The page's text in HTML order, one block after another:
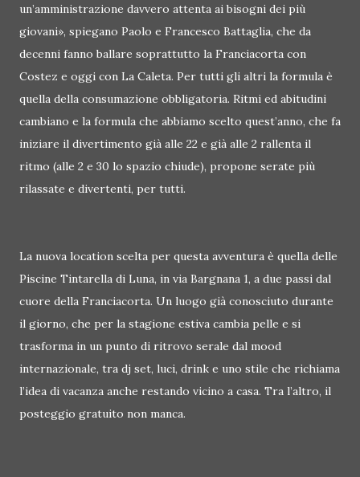
un’amministrazione davvero attenta ai bisogni dei più
giovani», spiegano Paolo e Francesco Battaglia, che da
decenni fanno ballare soprattutto la Franciacorta con
Costez e oggi con La Caleta. Per tutti gli altri la formula è
quella della consumazione obbligatoria. Ritmi ed abitudini
cambiano e la formula che abbiamo scelto quest’anno, che fa
iniziare il divertimento già alle 22 e già alle 2 rallenta il
ritmo (alle 2 e 30 lo spazio chiude), propone serate più
rilassate e divertenti, per tutti.
La nuova location scelta per questa avventura è quella delle
Piscine Tintarella di Luna, in via Bargnana 1, a due passi dal
cuore della Franciacorta. Un luogo già conosciuto durante
il giorno, che per la stagione estiva cambia pelle e si
trasforma in un punto di ritrovo serale dal mood
internazionale, tra dj set, luci, drink e uno stile che richiama
l’idea di vacanza anche restando vicino a casa. Tra l’altro, il
posteggio gratuito non manca.